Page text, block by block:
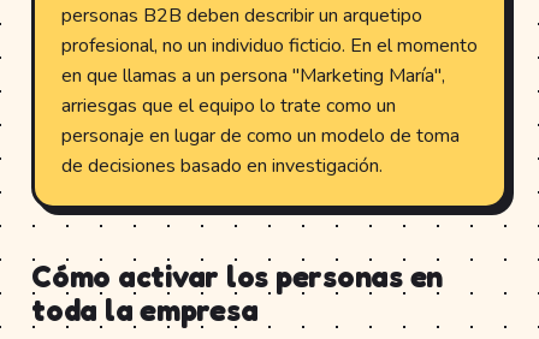
personas B2B deben describir un arquetipo
profesional, no un individuo ficticio. En el momento
en que llamas a un persona "Marketing María",
arriesgas que el equipo lo trate como un
personaje en lugar de como un modelo de toma
de decisiones basado en investigación.
Cómo activar los personas en
toda la empresa